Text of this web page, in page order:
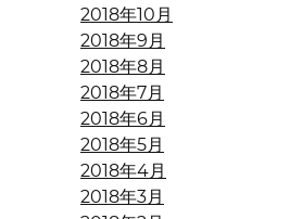
2018年10月
2018年9月
2018年8月
2018年7月
2018年6月
2018年5月
2018年4月
2018年3月